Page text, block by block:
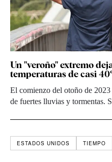
Un "veroño" extremo
temperaturas de casi
El comienzo del otoño de
de fuertes lluvias y
ESTADOS UNIDOS TIEMPO